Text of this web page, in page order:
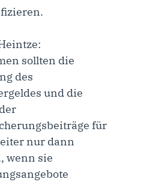
:
sollten die
des
und die
für
nur dann
wenn sie